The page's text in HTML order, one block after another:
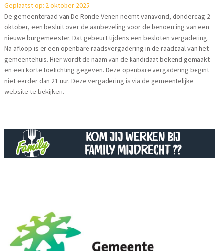
Geplaatst op: 2 oktober 2025
De gemeenteraad van De Ronde Venen neemt vanavond, donderdag 2
oktober, een besluit over de aanbeveling voor de benoeming van een
nieuwe burgemeester. Dat gebeurt tijdens een besloten vergadering.
Na afloop is er een openbare raadsvergadering in de raadzaal van het
gemeentehuis. Hier wordt de naam van de kandidaat bekend gemaakt
en een korte toelichting gegeven. Deze openbare vergadering begint
niet eerder dan 21 uur. Deze vergadering is via de gemeentelijke
website te bekijken.